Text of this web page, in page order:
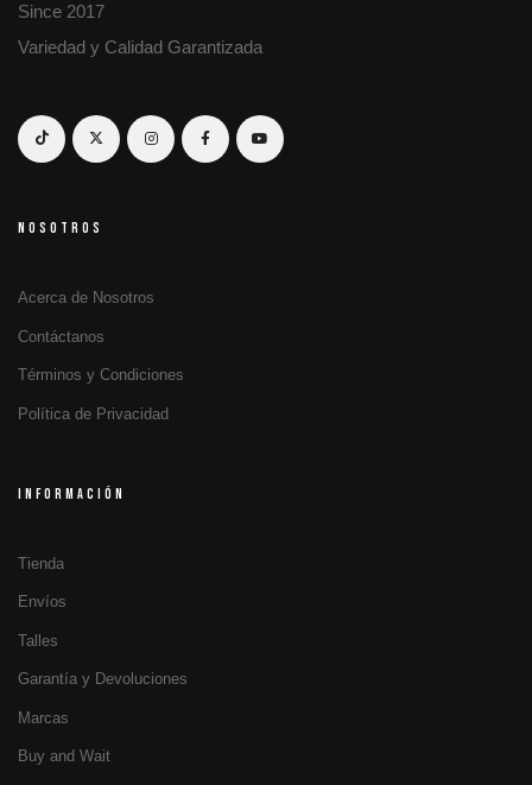
Since 2017
Variedad y Calidad Garantizada
NOSOTROS
Acerca de Nosotros
Contáctanos
Términos y Condiciones
Política de Privacidad
INFORMACIÓN
Tienda
Envíos
Talles
Garantía y Devoluciones
Marcas
Buy and Wait